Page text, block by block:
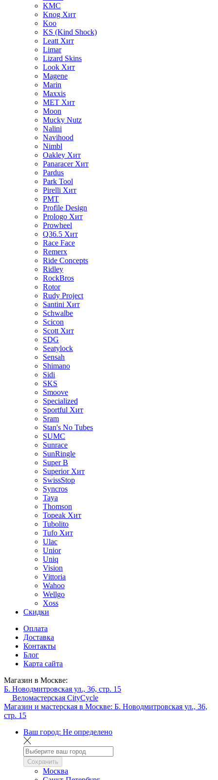
KMC
Knog Хит
Koo
KS (Kind Shock)
Leatt Хит
Limar
Lizard Skins
Look Хит
Magene
Marin
Maxxis
MET Хит
Moon
Mucky Nutz
Nalini
Navihood
Nimbl
Oakley Хит
Panaracer Хит
Pardus
Park Tool
Pirelli Хит
PMT
Profile Design
Prologo Хит
Prowheel
Q36.5 Хит
Race Face
Remerx
Ride Concepts
Ridley
RockBros
Rotor
Rudy Project
Santini Хит
Schwalbe
Scicon
Scott Хит
SDG
Seatylock
Sensah
Shimano
Sidi
SKS
Smoove
Specialized
Sportful Хит
Sram
Stan's No Tubes
SUMC
Sunrace
SunRingle
Super B
Superior Хит
SwissStop
Syncros
Taya
Thomson
Topeak Хит
Tubolito
Tufo Хит
Ulac
Unior
Uniq
Vision
Vittoria
Wahoo
Wellgo
Xoss
Скидки
Оплата
Доставка
Контакты
Блог
Карта сайта
Магазин в Москве:
Б. Новодмитровская ул., 36, стр. 15
Веломастерская CityCycle
Магазин и мастерская в Москве: Б. Новодмитровская ул., 36,
стр. 15
Ваш город: Не определено
Сохранить
Москва